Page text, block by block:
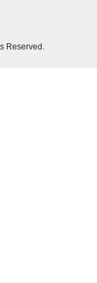
Reserved.